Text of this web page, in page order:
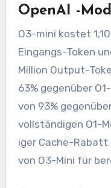
OpenAI -
O3-mini kostet
Eingangs-Token
Million Output-
63% gegenüber
von 93%
vollständigen O1-
iger Cache-
von O3-Mini für